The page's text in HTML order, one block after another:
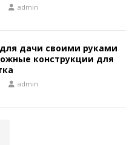
admin
дачи своими руками
конструкции для
admin